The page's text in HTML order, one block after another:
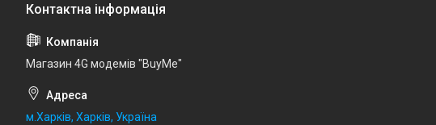
Магазин 4G модемів "BuyMe"
м.Харків, Харків, Україна